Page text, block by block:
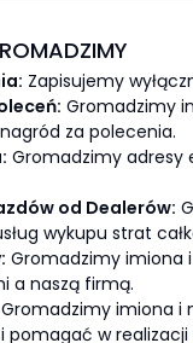
Zapisujemy
Gromadzimy
za polecenia.
Gromadzimy
od Dealerów:
wykupu strat
Gromadzimy imiona
a naszą firmą.
Gromadzimy imiona i
pomagać w